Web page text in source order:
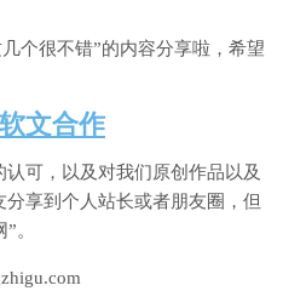
个很不错”的内容分享啦，希望
文合作
可，以及对我们原创作品以及
享到个人站长或者朋友圈，但
。